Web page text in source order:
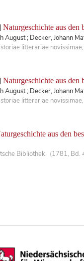
Naturgeschichte aus
August ; Decker, Johann
litterariae
Naturgeschichte aus
August ; Decker, Johann
litterariae
aus den
Bibliothek. (1781, Bd.